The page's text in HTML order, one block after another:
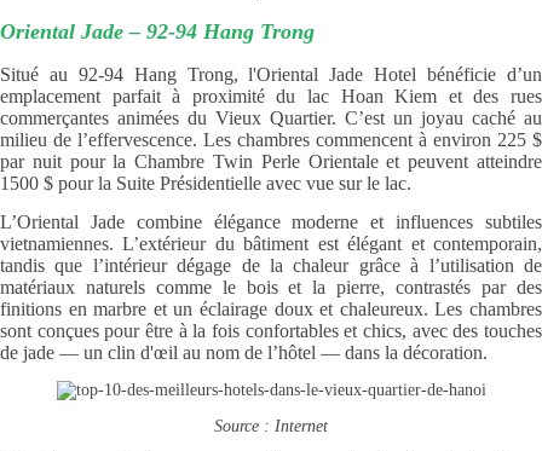
Oriental Jade – 92-94 Hang Trong
Situé au 92-94 Hang Trong, l'Oriental Jade Hotel bénéficie d’un
emplacement parfait à proximité du lac Hoan Kiem et des rues
commerçantes animées du Vieux Quartier. C’est un joyau caché au
milieu de l’effervescence. Les chambres commencent à environ 225 $
par nuit pour la Chambre Twin Perle Orientale et peuvent atteindre
1500 $ pour la Suite Présidentielle avec vue sur le lac.
L’Oriental Jade combine élégance moderne et influences subtiles
vietnamiennes. L’extérieur du bâtiment est élégant et contemporain,
tandis que l’intérieur dégage de la chaleur grâce à l’utilisation de
matériaux naturels comme le bois et la pierre, contrastés par des
finitions en marbre et un éclairage doux et chaleureux. Les chambres
sont conçues pour être à la fois confortables et chics, avec des touches
de jade — un clin d'œil au nom de l’hôtel — dans la décoration.
Source : Internet